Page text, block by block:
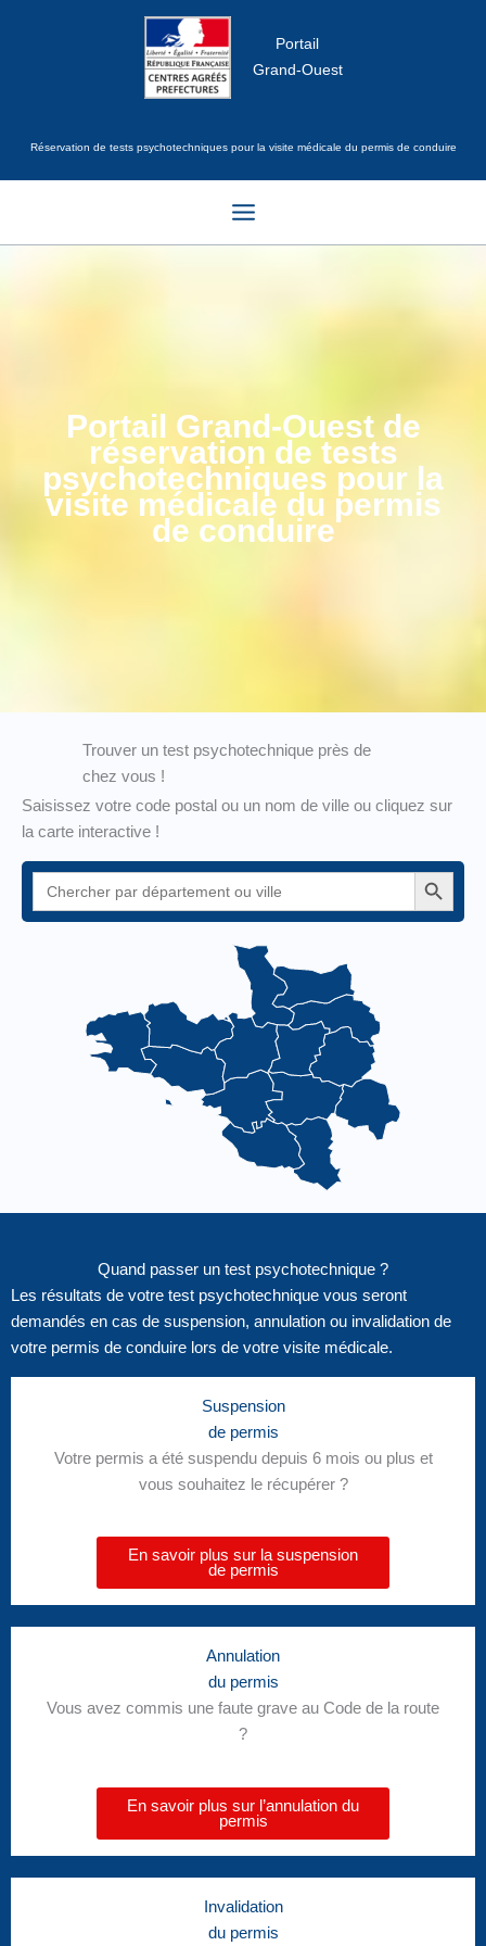
Portail
Grand-Ouest
Réservation de tests psychotechniques pour la visite médicale du permis de conduire
Portail Grand-Ouest de
réservation de tests
psychotechniques pour la
visite médicale du permis
de conduire
Trouver un test psychotechnique près de
chez vous !
Saisissez votre code postal ou un nom de ville ou cliquez sur
la carte interactive !
Search
for:
Search Button
Quand passer un test psychotechnique ?
Les résultats de votre test psychotechnique vous seront
demandés en cas de suspension, annulation ou invalidation de
votre permis de conduire lors de votre visite médicale.
Suspension
de permis
Votre permis a été suspendu depuis 6 mois ou plus et
vous souhaitez le récupérer ?
En savoir plus sur la suspension
de permis
Annulation
du permis
Vous avez commis une faute grave au Code de la route
?
En savoir plus sur l’annulation du
permis
Invalidation
du permis